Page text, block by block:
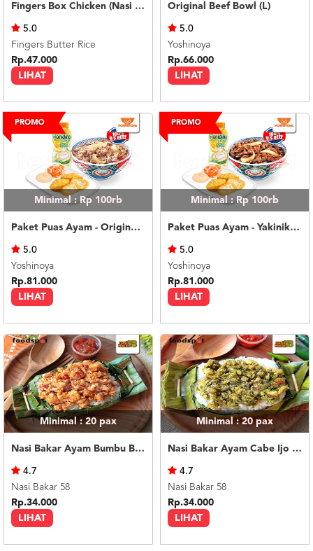
Fingers Box Chicken (Nasi Putih) Silky Pudding
LIHAT
5.0
Fingers Butter Rice
Rp.47.000
Original Beef Bowl (L)
LIHAT
5.0
Yoshinoya
Rp.66.000
Minimal : Rp 100rb
Paket Puas Ayam - Original Beef Paket Puas (R)
LIHAT
5.0
Yoshinoya
Rp.81.000
Minimal : Rp 100rb
Paket Puas Ayam - Yakiniku Beef Paket Puas (R)
LIHAT
5.0
Yoshinoya
Rp.81.000
Minimal : 20 pax
Nasi Bakar Ayam Bumbu Bali + Kerupuk
LIHAT
4.7
Nasi Bakar 58
Rp.34.000
Minimal : 20pax
Nasi Bakar Ayam Cabe Ijo + Kerupuk
LIHAT
4.7
Nasi Bakar 58
Rp.34.000